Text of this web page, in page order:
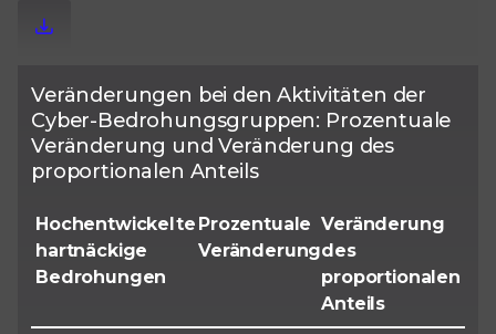
Veränderungen bei den Aktivitäten der
Cyber-Bedrohungsgruppen: Prozentuale
Veränderung und Veränderung des
proportionalen Anteils
Hochentwickelte
hartnäckige
Bedrohungen
Prozentuale
Veränderung
Veränderung
des
proportionalen
Anteils